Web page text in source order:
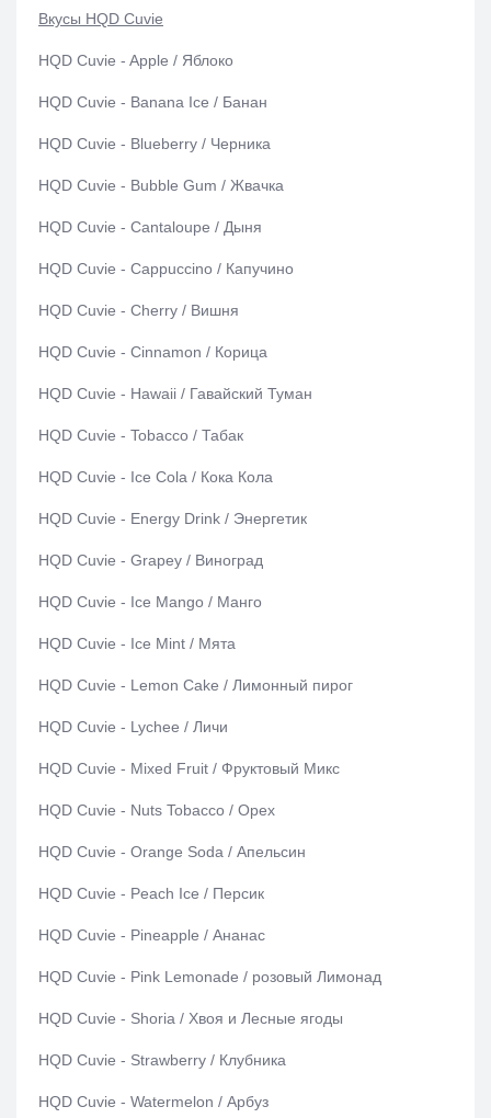
Вкусы HQD Cuvie
HQD Cuvie - Apple / Яблоко
HQD Cuvie - Banana Ice / Банан
HQD Cuvie - Blueberry / Черника
HQD Cuvie - Bubble Gum / Жвачка
HQD Cuvie - Cantaloupe / Дыня
HQD Cuvie - Cappuccino / Капучино
HQD Cuvie - Cherry / Вишня
HQD Cuvie - Cinnamon / Корица
HQD Cuvie - Hawaii / Гавайский Туман
HQD Cuvie - Tobacco / Табак
HQD Cuvie - Ice Cola / Кока Кола
HQD Cuvie - Energy Drink / Энергетик
HQD Cuvie - Grapey / Виноград
HQD Cuvie - Ice Mango / Манго
HQD Cuvie - Ice Mint / Мята
HQD Cuvie - Lemon Cake / Лимонный пирог
HQD Cuvie - Lychee / Личи
HQD Cuvie - Mixed Fruit / Фруктовый Микс
HQD Cuvie - Nuts Tobacco / Орех
HQD Cuvie - Orange Soda / Апельсин
HQD Cuvie - Peach Ice / Персик
HQD Cuvie - Pineapple / Ананас
HQD Cuvie - Pink Lemonade / розовый Лимонад
HQD Cuvie - Shoria / Хвоя и Лесные ягоды
HQD Cuvie - Strawberry / Клубника
HQD Cuvie - Watermelon / Арбуз